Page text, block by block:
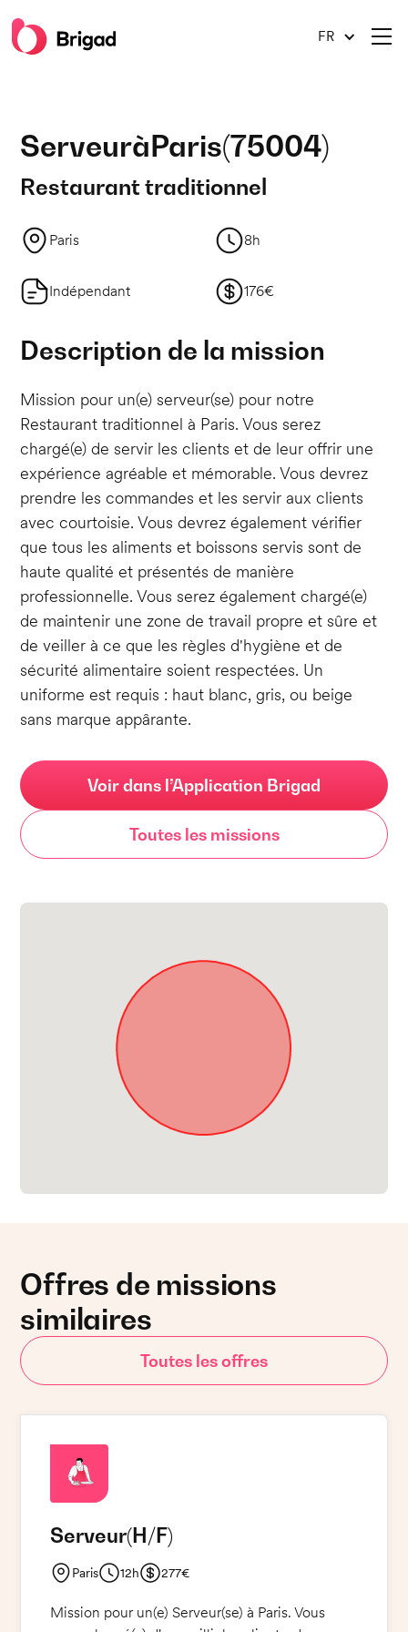
FR
ServeuràParis(75004)
Restaurant traditionnel
Paris 8h
Indépendant 176€
Description de la mission
Mission pour un(e) serveur(se) pour notre
Restaurant traditionnel à Paris. Vous serez
chargé(e) de servir les clients et de leur offrir une
expérience agréable et mémorable. Vous devrez
prendre les commandes et les servir aux clients
avec courtoisie. Vous devrez également vérifier
que tous les aliments et boissons servis sont de
haute qualité et présentés de manière
professionnelle. Vous serez également chargé(e)
de maintenir une zone de travail propre et sûre et
de veiller à ce que les règles d'hygiène et de
sécurité alimentaire soient respectées. Un
uniforme est requis : haut blanc, gris, ou beige
sans marque appârante.
Voir dans l’Application Brigad
Toutes les missions
Offres de missions
similaires
Toutes les offres
Serveur(H/F)
Paris 12h 277€
Mission pour un(e) Serveur(se) à Paris. Vous